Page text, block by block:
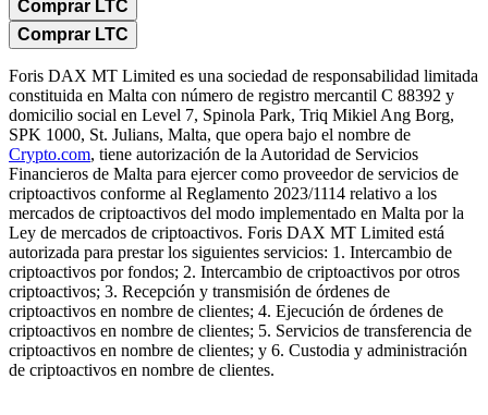
Comprar LTC
Comprar LTC
Foris DAX MT Limited es una sociedad de responsabilidad limitada
constituida en Malta con número de registro mercantil C 88392 y
domicilio social en Level 7, Spinola Park, Triq Mikiel Ang Borg,
SPK 1000, St. Julians, Malta, que opera bajo el nombre de
Crypto.com, tiene autorización de la Autoridad de Servicios
Financieros de Malta para ejercer como proveedor de servicios de
criptoactivos conforme al Reglamento 2023/1114 relativo a los
mercados de criptoactivos del modo implementado en Malta por la
Ley de mercados de criptoactivos. Foris DAX MT Limited está
autorizada para prestar los siguientes servicios: 1. Intercambio de
criptoactivos por fondos; 2. Intercambio de criptoactivos por otros
criptoactivos; 3. Recepción y transmisión de órdenes de
criptoactivos en nombre de clientes; 4. Ejecución de órdenes de
criptoactivos en nombre de clientes; 5. Servicios de transferencia de
criptoactivos en nombre de clientes; y 6. Custodia y administración
de criptoactivos en nombre de clientes.